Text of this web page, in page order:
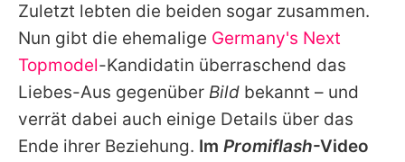
App runterladen
Team
Redaktionelle Richtlinien
Impressum
Zuletzt lebten die beiden sogar zusammen.
Nun gibt die ehemalige Germany's Next
Topmodel-Kandidatin überraschend das
Liebes-Aus gegenüber Bild bekannt – und
verrät dabei auch einige Details über das
Ende ihrer Beziehung. Im Promiflash-Video